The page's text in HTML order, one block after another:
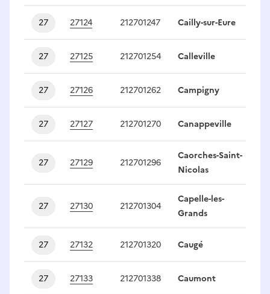
27 27124 212701247 Cailly-sur-Eure
27 27125 212701254 Calleville
27 27126 212701262 Campigny
27 27127 212701270 Canappeville
27 27129 212701296
Caorches-Saint-
Nicolas
27 27130 212701304
Capelle-les-
Grands
27 27132 212701320 Caugé
27 27133 212701338 Caumont